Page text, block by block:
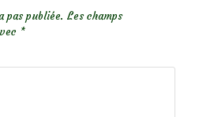
pas publiée. Les champs
*